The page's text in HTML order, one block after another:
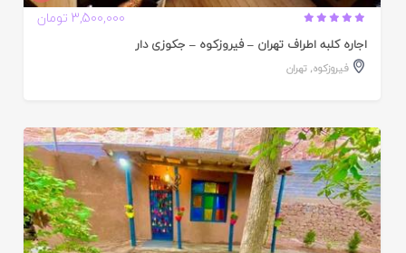
3,500,000 تومان
اجاره کلبه اطراف تهران – فیروزکوه – جکوزی دار
فیروزکوه,تهران